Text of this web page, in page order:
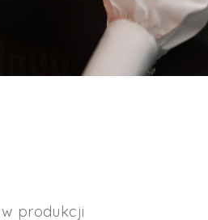
produkcji